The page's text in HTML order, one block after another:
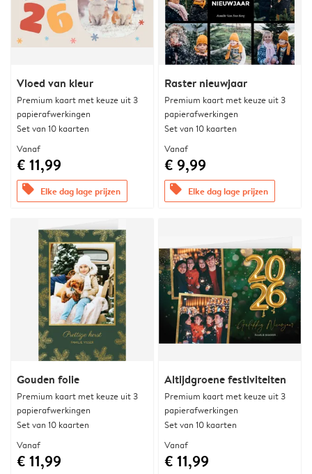
Vloed van kleur
Premium kaart met keuze uit 3
papierafwerkingen
Set van 10 kaarten
Vanaf
€ 11,99
offers Elke dag lage prijzen
Raster nieuwjaar
Premium kaart met keuze uit 3
papierafwerkingen
Set van 10 kaarten
Vanaf
€ 9,99
offers Elke dag lage prijzen
Gouden folie
Premium kaart met keuze uit 3
papierafwerkingen
Set van 10 kaarten
Vanaf
€ 11,99
Altijdgroene festiviteiten
Premium kaart met keuze uit 3
papierafwerkingen
Set van 10 kaarten
Vanaf
€ 11,99